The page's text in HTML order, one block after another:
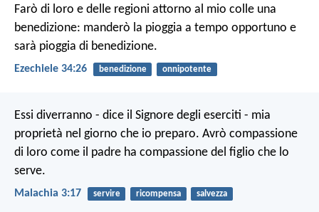
Farò di loro e delle regioni attorno al mio colle una
benedizione: manderò la pioggia a tempo opportuno e
sarà pioggia di benedizione.
Ezechiele 34:26 benedizione onnipotente
Essi diverranno - dice il Signore degli eserciti - mia
proprietà nel giorno che io preparo. Avrò compassione
di loro come il padre ha compassione del figlio che lo
serve.
Malachia 3:17 servire ricompensa salvezza